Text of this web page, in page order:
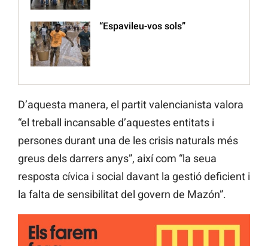
“Espavileu-vos sols”
D’aquesta manera, el partit valencianista valora
“el treball incansable d’aquestes entitats i
persones durant una de les crisis naturals més
greus dels darrers anys”, així com “la seua
resposta cívica i social davant la gestió deficient i
la falta de sensibilitat del govern de Mazón”.